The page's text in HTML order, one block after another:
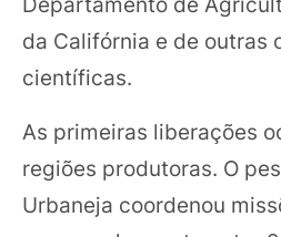
da Califórnia e de outras
científicas.
As primeiras liberações
regiões produtoras. O
Urbaneja coordenou